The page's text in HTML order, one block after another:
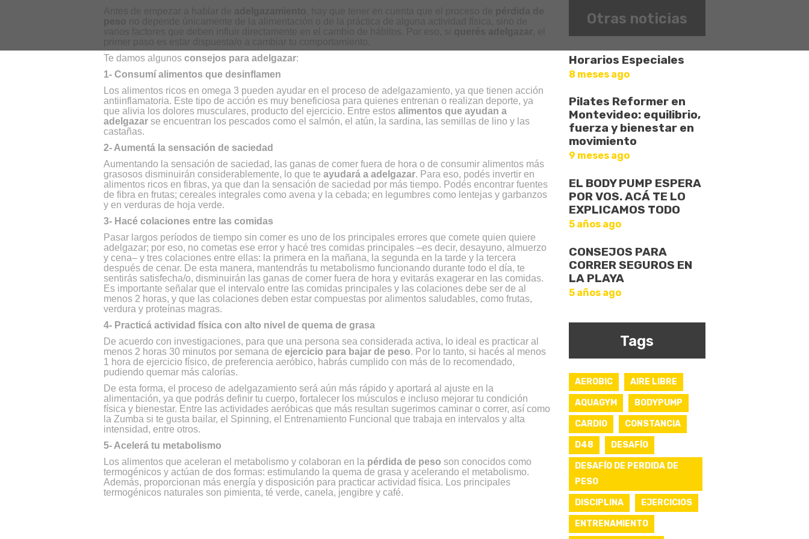
Te damos algunos consejos para adelgazar:
1- Consumí alimentos que desinflamen
Los alimentos ricos en omega 3 pueden ayudar en el proceso de adelgazamiento, ya que tienen acción
antiinflamatoria. Este tipo de acción es muy beneficiosa para quienes entrenan o realizan deporte, ya
que alivia los dolores musculares, producto del ejercicio. Entre estos alimentos que ayudan a
adelgazar se encuentran los pescados como el salmón, el atún, la sardina, las semillas de lino y las
castañas.
2- Aumentá la sensación de saciedad
Aumentando la sensación de saciedad, las ganas de comer fuera de hora o de consumir alimentos más
grasosos disminuirán considerablemente, lo que te ayudará a adelgazar. Para eso, podés invertir en
alimentos ricos en fibras, ya que dan la sensación de saciedad por más tiempo. Podés encontrar fuentes
de fibra en frutas; cereales integrales como avena y la cebada; en legumbres como lentejas y garbanzos
y en verduras de hoja verde.
3- Hacé colaciones entre las comidas
Pasar largos períodos de tiempo sin comer es uno de los principales errores que comete quien quiere
adelgazar; por eso, no cometas ese error y hacé tres comidas principales –es decir, desayuno, almuerzo
y cena– y tres colaciones entre ellas: la primera en la mañana, la segunda en la tarde y la tercera
después de cenar. De esta manera, mantendrás tu metabolismo funcionando durante todo el día, te
sentirás satisfecha/o, disminuirán las ganas de comer fuera de hora y evitarás exagerar en las comidas.
Es importante señalar que el intervalo entre las comidas principales y las colaciones debe ser de al
menos 2 horas, y que las colaciones deben estar compuestas por alimentos saludables, como frutas,
verdura y proteínas magras.
4- Practicá actividad física con alto nivel de quema de grasa
De acuerdo con investigaciones, para que una persona sea considerada activa, lo ideal es practicar al
menos 2 horas 30 minutos por semana de ejercicio para bajar de peso. Por lo tanto, si hacés al menos
1 hora de ejercicio físico, de preferencia aeróbico, habrás cumplido con más de lo recomendado,
pudiendo quemar más calorías.
De esta forma, el proceso de adelgazamiento será aún más rápido y aportará al ajuste en la
alimentación, ya que podrás definir tu cuerpo, fortalecer los músculos e incluso mejorar tu condición
física y bienestar. Entre las actividades aeróbicas que más resultan sugerimos caminar o correr, así como
la Zumba si te gusta bailar, el Spinning, el Entrenamiento Funcional que trabaja en intervalos y alta
intensidad, entre otros.
5- Acelerá tu metabolismo
Los alimentos que aceleran el metabolismo y colaboran en la pérdida de peso son conocidos como
termogénicos y actúan de dos formas: estimulando la quema de grasa y acelerando el metabolismo.
Además, proporcionan más energía y disposición para practicar actividad física. Los principales
termogénicos naturales son pimienta, té verde, canela, jengibre y café.
Otras noticias
Horarios Especiales
8 meses ago
Pilates Reformer en
Montevideo: equilibrio,
fuerza y bienestar en
movimiento
9 meses ago
EL BODY PUMP ESPERA
POR VOS. ACÁ TE LO
EXPLICAMOS TODO
5 años ago
CONSEJOS PARA
CORRER SEGUROS EN
LA PLAYA
5 años ago
Tags
AEROBIC AIRE LIBRE
AQUAGYM BODYPUMP
CARDIO CONSTANCIA
D48 DESAFÍO
DESAFÍO DE PERDIDA DE
PESO
DISCIPLINA EJERCICIOS
ENTRENAMIENTO